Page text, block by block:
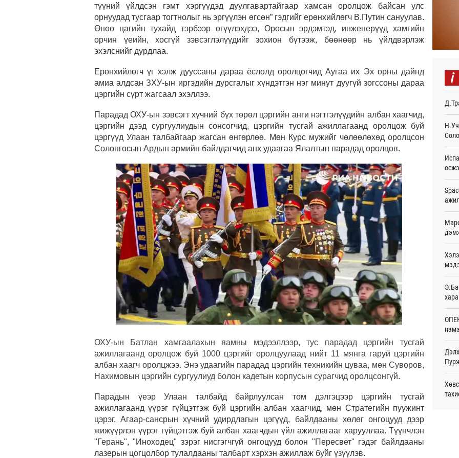
түүний үйлдсэн гэмт хэргүүдэд дуулгавартайгаар хамсан оролцож байсан улс
орнуудад тусгаар тогтнолыг нь эргүүлэн өгсөн” гэдгийг ерөнхийлөгч В.Путин сануулав.
Өнөө цагийн тухайд тэрбээр өгүүлэхдээ, Оросын эрдэмтэд, инженерүүд хамгийн
орчин үеийн, хосгүй зэвсэглэлүүдийг зохион бүтээж, бөөнөөр нь үйлдвэрлэж
эхэлснийг дурдлаа.
Ерөнхийлөгч үг хэлж дууссаны дараа ёслолд оролцогчид Аугаа их Эх орны дайнд
амиа алдсан ЗХУ-ын иргэдийн дурсгалыг хүндэтгэн нэг минут дуугүй зогссоны дараа
цэргийн сүрт жагсаал эхэллээ.
Парадад ОХУ-ын зэвсэгт хүчний бүх төрөл цэргийн анги нэгтгэлүүдийн албан хаагчид,
цэргийн дээд сургуулиудын сонсогчид, цэргийн тусгай ажиллагаанд оролцож буй
цэргүүд Улаан талбайгаар жагсан өнгөрлөө. Мөн Курс мужийг чөлөөлөхөд оролцсон
Солонгосын Ардын армийн байлдагчид анх удаагаа Ялалтын парадад оролцов.
ОХУ-ын Батлан хамгаалахын яамны мэдээллээр, тус парадад цэргийн тусгай
ажиллагаанд оролцож буй 1000 цэргийг оролцуулаад нийт 11 мянга гаруй цэргийн
албан хаагч оролцжээ. Энэ удаагийн парадад цэргийн техникийн цуваа, мөн Суворов,
Нахимовын цэргийн сургуулиуд болон кадетын корпусын сурагчид оролцсонгүй.
Парадын үеэр Улаан талбайд байрлуулсан том дэлгэцээр цэргийн тусгай
ажиллагаанд үүрэг гүйцэтгэж буй цэргийн албан хаагчид, мөн Стратегийн пуужинт
цэрэг, Агаар-сансрын хүчний удирдлагын цэгүүд, байлдааны хөлөг онгоцууд дээр
жижүүрлэн үүрэг гүйцэтгэж буй албан хаагчдын үйл ажиллагааг харууллаа. Түүнчлэн
"Герань", "Иноходец" зэрэг нисгэгчгүй онгоцууд болон "Пересвет" гэдэг байлдааны
лазерын цогцолбор тулалдааны талбарт хэрхэн ажиллаж буйг үзүүлэв.
Энэ
АНУ-
i